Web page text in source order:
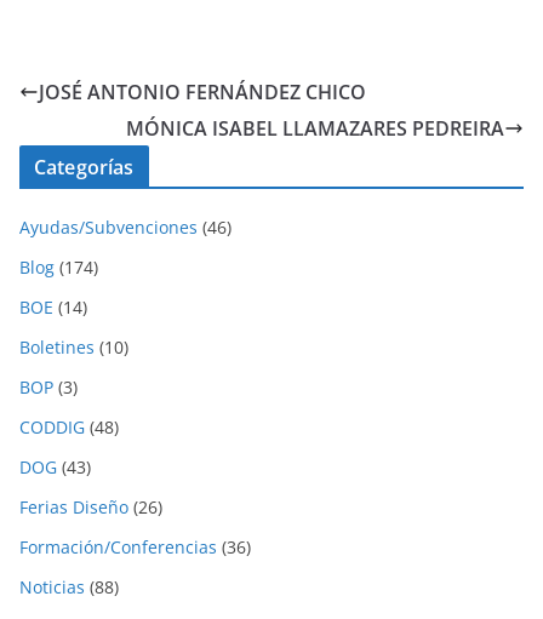
JOSÉ ANTONIO FERNÁNDEZ CHICO
MÓNICA ISABEL LLAMAZARES PEDREIRA
Categorías
Ayudas/Subvenciones (46)
Blog (174)
BOE (14)
Boletines (10)
BOP (3)
CODDIG (48)
DOG (43)
Ferias Diseño (26)
Formación/Conferencias (36)
Noticias (88)